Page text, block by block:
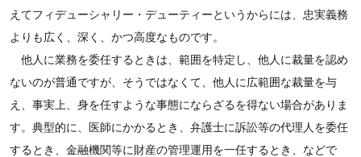
えてフィデューシャリー・デューティーというからには、忠実義務
よりも広く、深く、かつ高度なものです。
他人に業務を委任するときは、範囲を特定し、他人に裁量を認め
ないのが普通ですが、そうではなくて、他人に広範囲な裁量を与
え、事実上、身を任すような事態にならざるを得ない場合がありま
す。典型的に、医師にかかるとき、弁護士に訴訟等の代理人を委任
するとき、金融機関等に財産の管理運用を一任するとき、などで